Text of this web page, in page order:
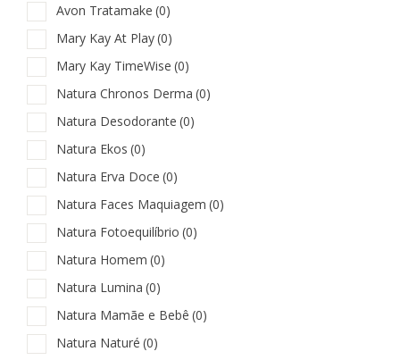
Avon Tratamake (0)
Mary Kay At Play(0)
Mary Kay TimeWise (0)
Natura Chronos Derma (0)
Natura Desodorante (0)
Natura Ekos (0)
Natura Erva Doce (0)
Natura Faces Maquiagem (0)
Natura Fotoequilíbrio (0)
Natura Homem (0)
Natura Lumina (0)
Natura Mamãe e Bebê (0)
Natura Naturé (0)